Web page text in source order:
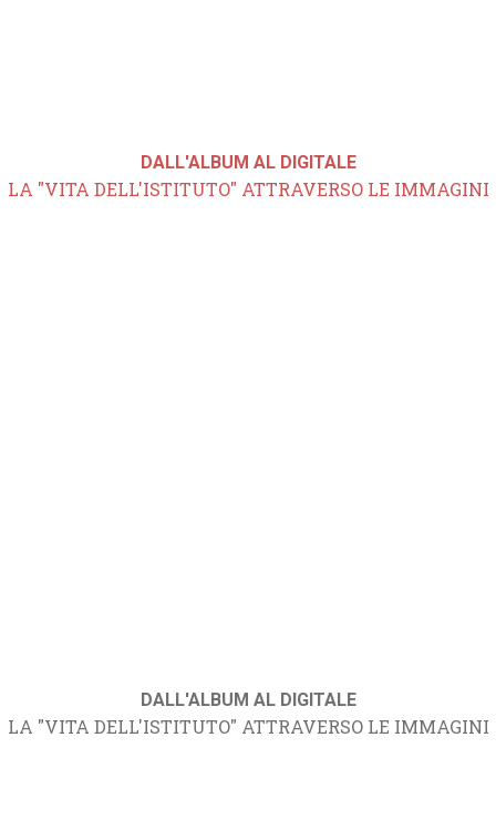
DALL'ALBUM AL DIGITALE
LA "VITA DELL'ISTITUTO" ATTRAVERSO LE IMMAGINI
DALL'ALBUM AL DIGITALE
LA "VITA DELL'ISTITUTO" ATTRAVERSO LE IMMAGINI